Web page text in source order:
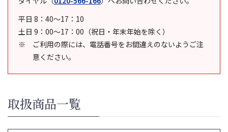
平日 8：40～17：10
土日 9：00～17：00（祝日・年末年始を除く）
ご利用の際には、電話番号をお間違えのないようご注
意ください。
取扱商品一覧